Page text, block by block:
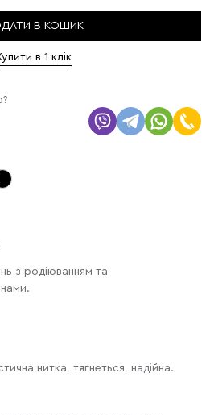
В КОШИК
в 1 клік
з родіюванням та
нитка, тягнеться, надійна.